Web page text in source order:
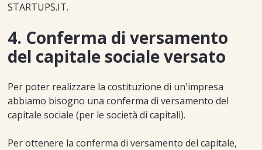
STARTUPS.IT.
4. Conferma di versamento
del capitale sociale versato
Per poter realizzare la costituzione di un'impresa
abbiamo bisogno una conferma di versamento del
capitale sociale (per le società di capitali).
Per ottenere la conferma di versamento del capitale,